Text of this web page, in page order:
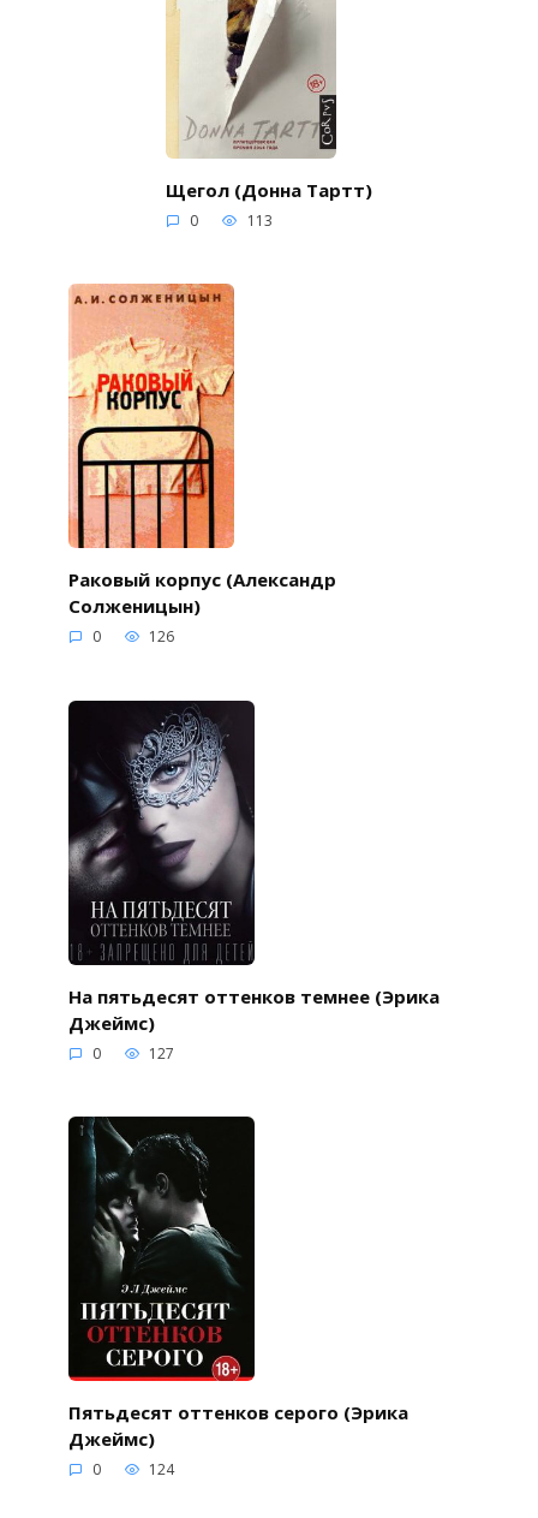
Щегол (Донна Тартт)
0 113
Раковый корпус (Александр
Солженицын)
0 126
На пятьдесят оттенков темнее (Эрика
Джеймс)
0 127
Пятьдесят оттенков серого (Эрика
Джеймс)
0 124